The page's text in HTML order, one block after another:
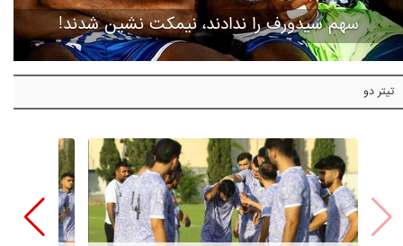
سهم سیدورف را ندادند، نیمکت نشین شدند!
تیتر دو